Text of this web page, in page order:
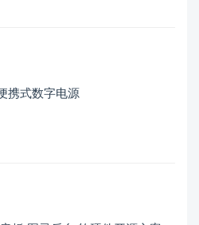
携式数字电源